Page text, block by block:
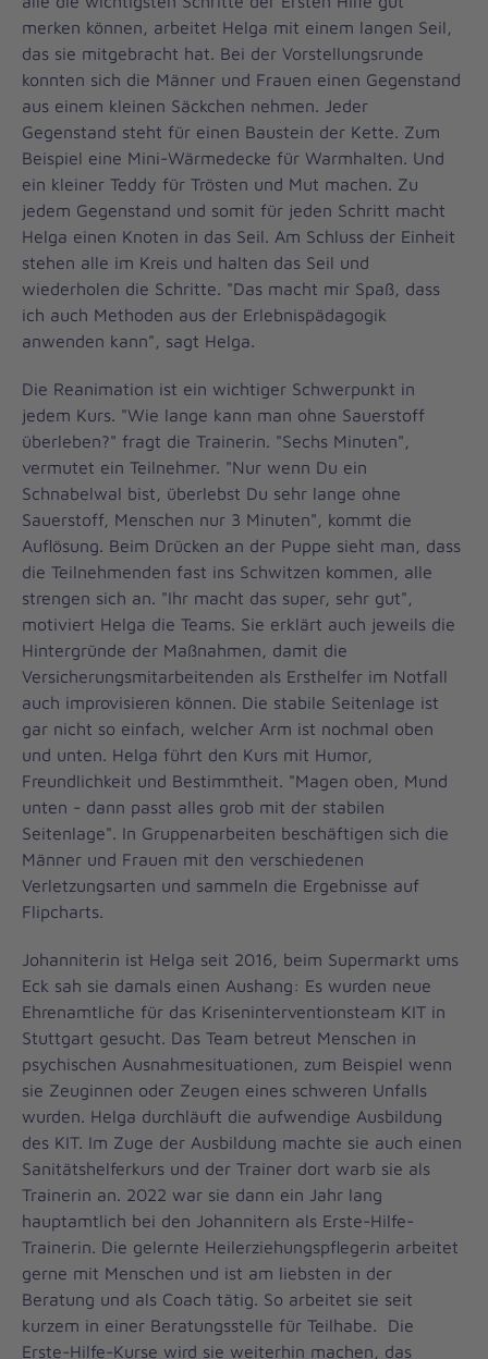
merken können, arbeitet Helga mit einem langen Seil,
das sie mitgebracht hat. Bei der Vorstellungsrunde
konnten sich die Männer und Frauen einen Gegenstand
aus einem kleinen Säckchen nehmen. Jeder
Gegenstand steht für einen Baustein der Kette. Zum
Beispiel eine Mini-Wärmedecke für Warmhalten. Und
ein kleiner Teddy für Trösten und Mut machen. Zu
jedem Gegenstand und somit für jeden Schritt macht
Helga einen Knoten in das Seil. Am Schluss der Einheit
stehen alle im Kreis und halten das Seil und
wiederholen die Schritte. "Das macht mir Spaß, dass
ich auch Methoden aus der Erlebnispädagogik
anwenden kann", sagt Helga.
Die Reanimation ist ein wichtiger Schwerpunkt in
jedem Kurs. "Wie lange kann man ohne Sauerstoff
überleben?" fragt die Trainerin. "Sechs Minuten",
vermutet ein Teilnehmer. "Nur wenn Du ein
Schnabelwal bist, überlebst Du sehr lange ohne
Sauerstoff, Menschen nur 3 Minuten", kommt die
Auflösung. Beim Drücken an der Puppe sieht man, dass
die Teilnehmenden fast ins Schwitzen kommen, alle
strengen sich an. "Ihr macht das super, sehr gut",
motiviert Helga die Teams. Sie erklärt auch jeweils die
Hintergründe der Maßnahmen, damit die
Versicherungsmitarbeitenden als Ersthelfer im Notfall
auch improvisieren können. Die stabile Seitenlage ist
gar nicht so einfach, welcher Arm ist nochmal oben
und unten. Helga führt den Kurs mit Humor,
Freundlichkeit und Bestimmtheit. "Magen oben, Mund
unten - dann passt alles grob mit der stabilen
Seitenlage". In Gruppenarbeiten beschäftigen sich die
Männer und Frauen mit den verschiedenen
Verletzungsarten und sammeln die Ergebnisse auf
Flipcharts.
Johanniterin ist Helga seit 2016, beim Supermarkt ums
Eck sah sie damals einen Aushang: Es wurden neue
Ehrenamtliche für das Kriseninterventionsteam KIT in
Stuttgart gesucht. Das Team betreut Menschen in
psychischen Ausnahmesituationen, zum Beispiel wenn
sie Zeuginnen oder Zeugen eines schweren Unfalls
wurden. Helga durchläuft die aufwendige Ausbildung
des KIT. Im Zuge der Ausbildung machte sie auch einen
Sanitätshelferkurs und der Trainer dort warb sie als
Trainerin an. 2022 war sie dann ein Jahr lang
hauptamtlich bei den Johannitern als Erste-Hilfe-
Trainerin. Die gelernte Heilerziehungspflegerin arbeitet
gerne mit Menschen und ist am liebsten in der
Beratung und als Coach tätig. So arbeitet sie seit
kurzem in einer Beratungsstelle für Teilhabe. Die
Erste-Hilfe-Kurse wird sie weiterhin machen, das